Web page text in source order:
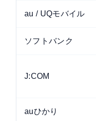
au / UQモバイル
ソフトバンク
J:COM
auひかり